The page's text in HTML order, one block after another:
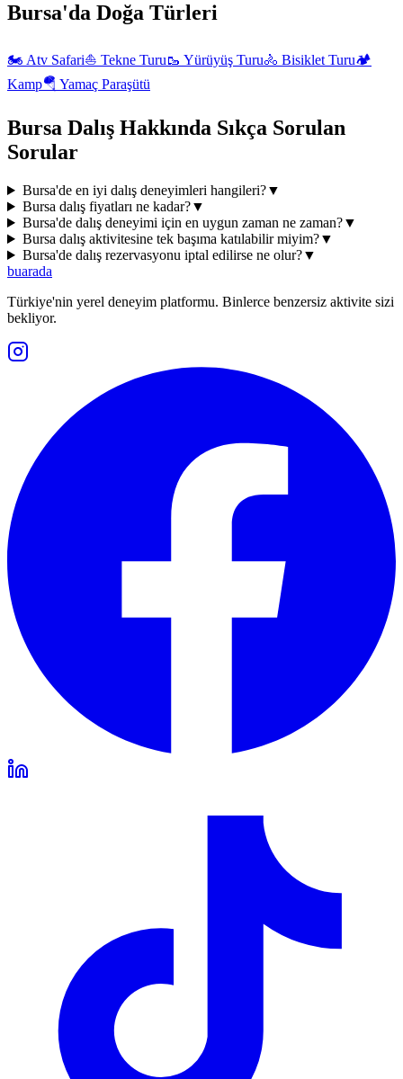
Bursa'da Doğa Türleri
🏍️ Atv Safari⛵ Tekne Turu🥾 Yürüyüş Turu🚴 Bisiklet Turu🏕️
Kamp🪂 Yamaç Paraşütü
Bursa Dalış Hakkında Sıkça Sorulan
Sorular
Bursa'de en iyi dalış deneyimleri hangileri?▼
Bursa dalış fiyatları ne kadar?▼
Bursa'de dalış deneyimi için en uygun zaman ne zaman?▼
Bursa dalış aktivitesine tek başıma katılabilir miyim?▼
Bursa'de dalış rezervasyonu iptal edilirse ne olur?▼
buarada
Türkiye'nin yerel deneyim platformu. Binlerce benzersiz aktivite sizi
bekliyor.